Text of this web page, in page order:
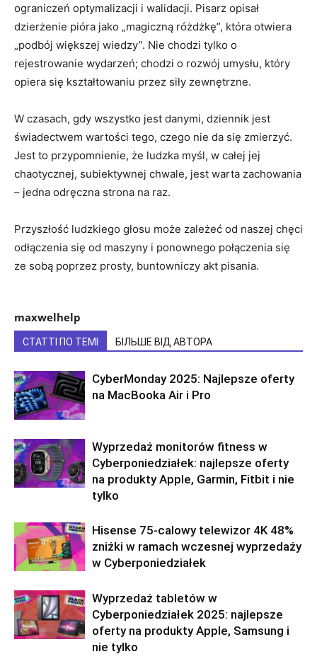
ograniczeń optymalizacji i walidacji. Pisarz opisał
dzierżenie pióra jako „magiczną różdżkę”, która otwiera
„podbój większej wiedzy”. Nie chodzi tylko o
rejestrowanie wydarzeń; chodzi o rozwój umysłu, który
opiera się kształtowaniu przez siły zewnętrzne.
W czasach, gdy wszystko jest danymi, dziennik jest
świadectwem wartości tego, czego nie da się zmierzyć.
Jest to przypomnienie, że ludzka myśl, w całej jej
chaotycznej, subiektywnej chwale, jest warta zachowania
– jedna odręczna strona na raz.
Przyszłość ludzkiego głosu może zależeć od naszej chęci
odłączenia się od maszyny i ponownego połączenia się
ze sobą poprzez prosty, buntowniczy akt pisania.
maxwelhelp
СТАТТІ ПО ТЕМІ БІЛЬШЕ ВІД АВТОРА
CyberMonday 2025: Najlepsze oferty
na MacBooka Air i Pro
Wyprzedaż monitorów fitness w
Cyberponiedziałek: najlepsze oferty
na produkty Apple, Garmin, Fitbit i nie
tylko
Hisense 75-calowy telewizor 4K 48%
zniżki w ramach wczesnej wyprzedaży
w Cyberponiedziałek
Wyprzedaż tabletów w
Cyberponiedziałek 2025: najlepsze
oferty na produkty Apple, Samsung i
nie tylko